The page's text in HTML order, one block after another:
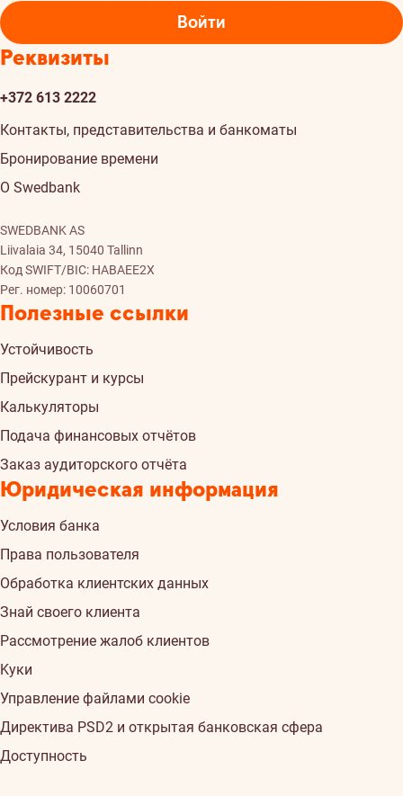
Войти
Реквизиты
+372 613 2222
Контакты, представительства и банкоматы
Бронирование времени
О Swedbank
SWEDBANK AS
Liivalaia 34, 15040 Tallinn
Код SWIFT/BIC: HABAEE2X
Рег. номер: 10060701
Полезные ссылки
Устойчивость
Прейскурант и курсы
Калькуляторы
Подача финансовых отчётов
Заказ аудиторского отчёта
Юридическая информация
Условия банка
Права пользователя
Обработка клиентских данных
Знай своего клиента
Рассмотрение жалоб клиентов
Kуки
Управление файлами cookie
Директива PSD2 и открытая банковская сфера
Доступность